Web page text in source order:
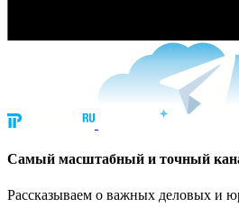
Cамый масштабный и точный
Рассказываем о важных деловых и